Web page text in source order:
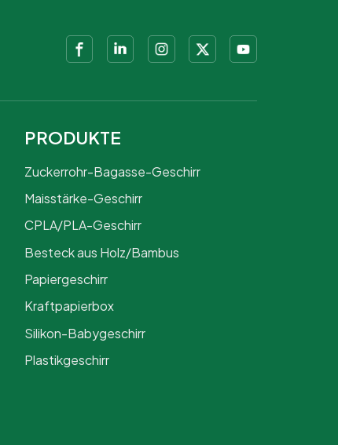
PRODUKTE
Zuckerrohr-Bagasse-Geschirr
Maisstärke-Geschirr
CPLA/PLA-Geschirr
Besteck aus Holz/Bambus
Papiergeschirr
Kraftpapierbox
Silikon-Babygeschirr
Plastikgeschirr